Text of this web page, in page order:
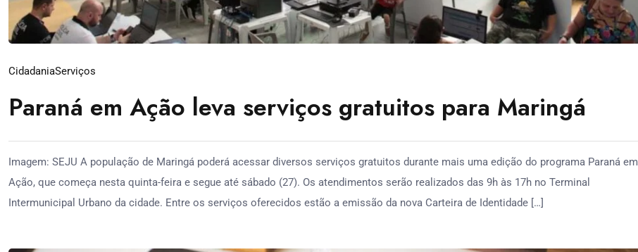
CidadaniaServiços
Paraná em Ação leva serviços gratuitos para Maringá
Imagem: SEJU A população de Maringá poderá acessar diversos serviços gratuitos durante mais uma edição do programa Paraná em
Ação, que começa nesta quinta-feira e segue até sábado (27). Os atendimentos serão realizados das 9h às 17h no Terminal
Intermunicipal Urbano da cidade. Entre os serviços oferecidos estão a emissão da nova Carteira de Identidade […]